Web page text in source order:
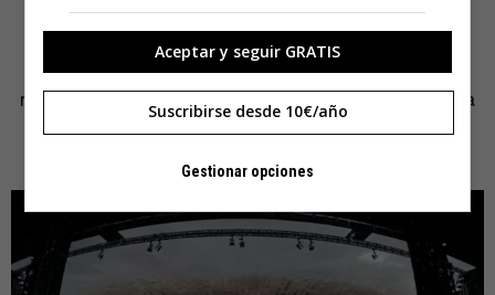
Para el rodaje deThe Mandalorianha hecho falta una
pantalla semicircular de más de 70 metros de largo y 6
metros de alto creando una circunferencia de 270 grados
rematada por otra gran pantalla en el techo del estudio. La
Aceptar y seguir GRATIS
Suscribirse desde 10€/año
Gestionar opciones